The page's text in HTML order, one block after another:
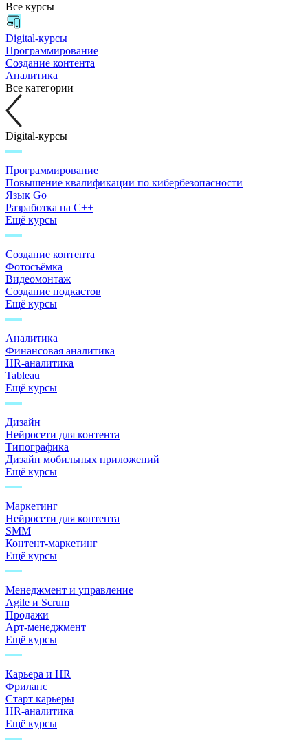
Все курсы
Digital-курсы
Программирование
Создание контента
Аналитика
Все категории
Digital-курсы
Программирование
Повышение квалификации по кибербезопасности
Язык Go
Разработка на C++
Ещё курсы
Создание контента
Фотосъёмка
Видеомонтаж
Создание подкастов
Ещё курсы
Аналитика
Финансовая аналитика
HR-аналитика
Tableau
Ещё курсы
Дизайн
Нейросети для контента
Типографика
Дизайн мобильных приложений
Ещё курсы
Маркетинг
Нейросети для контента
SMM
Контент-маркетинг
Ещё курсы
Менеджмент и управление
Agile и Scrum
Продажи
Арт-менеджмент
Ещё курсы
Карьера и HR
Фриланс
Старт карьеры
HR-аналитика
Ещё курсы